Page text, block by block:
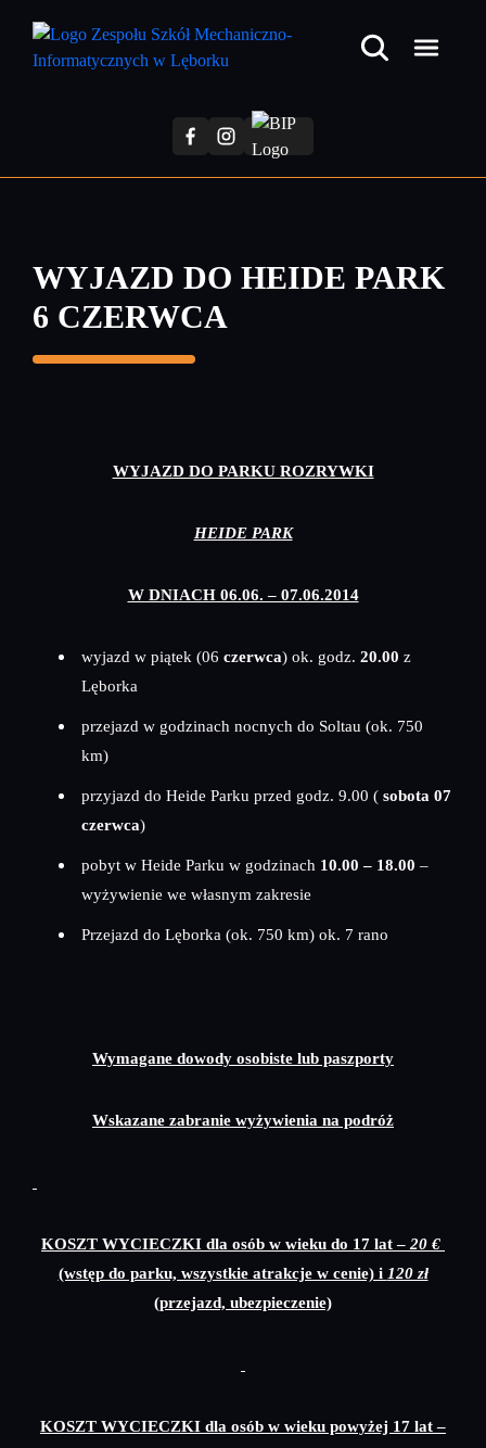
treści
WYJAZD DO HEIDE PARK
6 CZERWCA
WYJAZD DO PARKU ROZRYWKI
HEIDE PARK
W DNIACH 06.06. – 07.06.2014
wyjazd w piątek (06 czerwca) ok. godz. 20.00 z
Lęborka
przejazd w godzinach nocnych do Soltau (ok. 750
km)
przyjazd do Heide Parku przed godz. 9.00 ( sobota 07
czerwca)
pobyt w Heide Parku w godzinach 10.00 – 18.00 –
wyżywienie we własnym zakresie
Przejazd do Lęborka (ok. 750 km) ok. 7 rano
Wymagane dowody osobiste lub paszporty
Wskazane zabranie wyżywienia na podróż
KOSZT WYCIECZKI dla osób w wieku do 17 lat – 20 €
(wstęp do parku, wszystkie atrakcje w cenie) i 120 zł
(przejazd, ubezpieczenie)
KOSZT WYCIECZKI dla osób w wieku powyżej 17 lat –